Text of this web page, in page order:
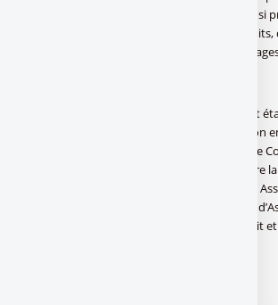
la finance et particuliers, l’Etat souhaite ainsi
plus les épargnants face aux offres de
bancaires, de produits d’assurance-
Le bilan sera rendu public fin Août, l’intérêt
des solutions dans le projet de coordination
des marchés financiers et l’ACP (Autorité de
Prudentiel) née de la prochaine fusion entre
Bancaire, l’ACAM (Autorité de Contrôle des
Mutuelles), le CEA (Comité des Entreprises
CECEI (Comité des Etablissements de Crédit